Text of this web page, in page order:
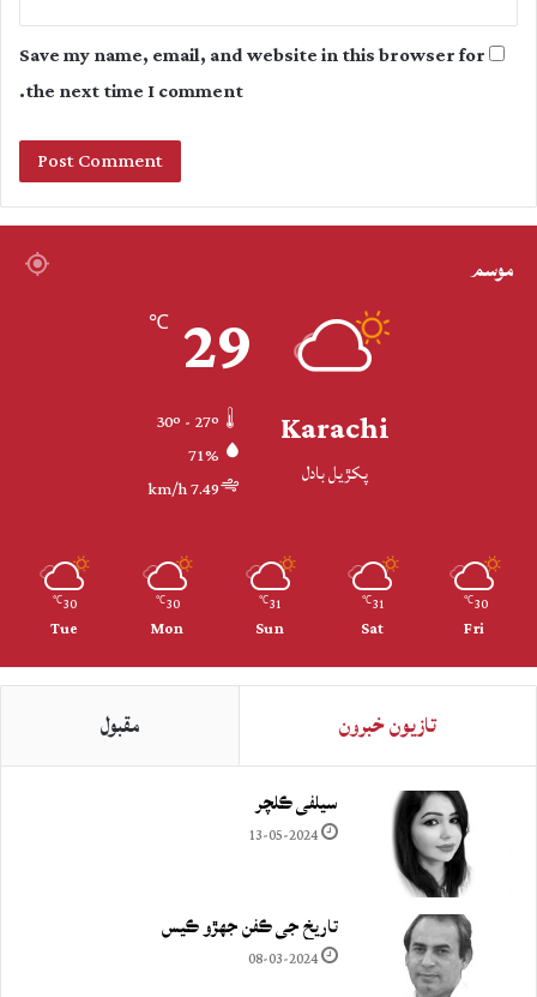
Save my name, email, and website in this browser for
the next time I comment.
موسم
Karachi
پکڙيل بادل
29
℃
71%
7.49 km/h
30
℃
Fri
31
℃
Sat
31
℃
Sun
30
℃
Mon
30
℃
Tue
تازيون خبرون مقبول
سيلفي ڪلچر
13-05-2024
تاريخ جي ڪفن جھڙو ڪيس
08-03-2024